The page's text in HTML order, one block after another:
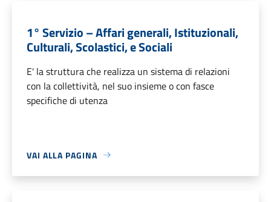
1° Servizio – Affari generali, Istituzionali,
Culturali, Scolastici, e Sociali
E' la struttura che realizza un sistema di relazioni
con la collettività, nel suo insieme o con fasce
specifiche di utenza
VAI ALLA PAGINA